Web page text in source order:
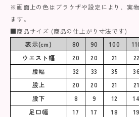
※画面上の色はブラウザや設定により、実
ます。
■商品サイズ (商品の仕上がり寸法です)
表示(cm)
80 90 100
ウエスト幅
20 20 21 22
腰幅
32 33 35 36
股上
20 20 21 21
股下
8 9 12 14
足口幅
17 17 18 19